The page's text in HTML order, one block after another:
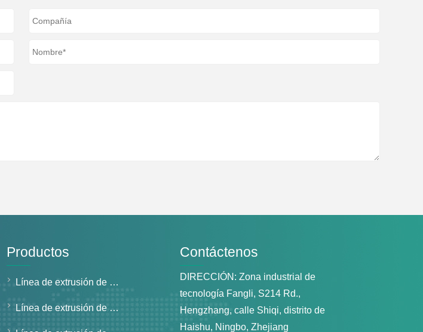
Productos
Línea de extrusión de tubos de pared sólida
Línea de extrusión de tubos de pared estructurada
Contáctenos
DIRECCIÓN: Zona industrial de
tecnología Fangli, S214 Rd.,
Hengzhang, calle Shiqi, distrito de
Haishu, Ningbo, Zhejiang